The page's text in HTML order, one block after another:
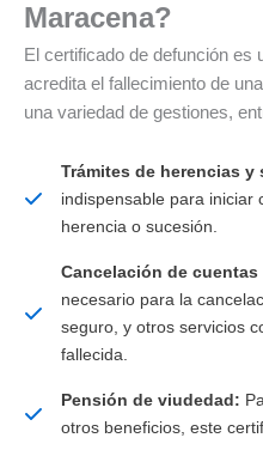
Maracena?
El certificado de defunción es
acredita el fallecimiento de
una variedad de gestiones,
Trámites de herencias y
indispensable para iniciar
herencia o sucesión.
Cancelación de
necesario para la
seguro, y otros servicios
fallecida.
Pensión de viudedad:
otros beneficios, este